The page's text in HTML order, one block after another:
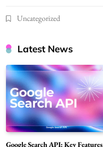
Uncategorized
Latest News
Google Search API: Key Features